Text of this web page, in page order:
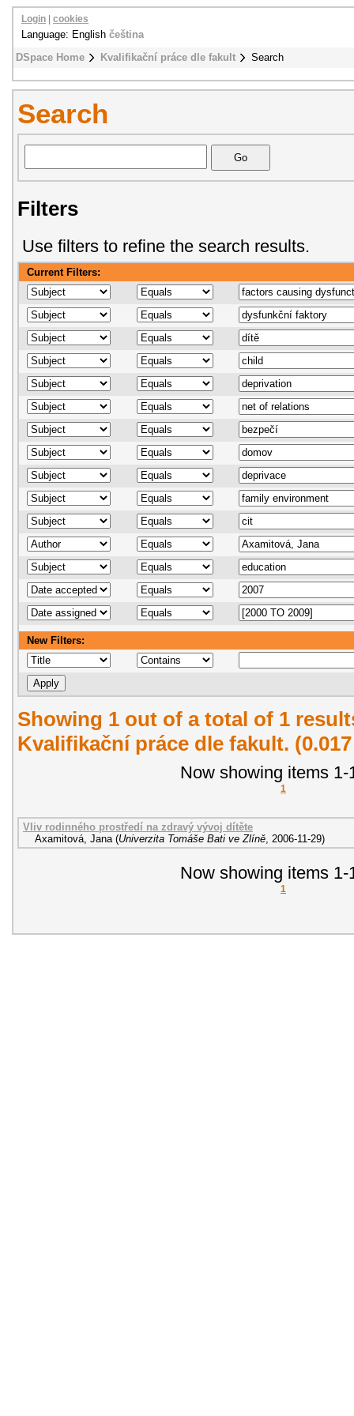
DSpace Home Kvalifikační práce dle fakult Search
Login cookies
Language: English čeština
Search
Filters
Use filters to refine the search results.
Current Filters:
New Filters:
Showing 1 out of a total of 1
Kvalifikační práce dle fakult.
Now showing items 1-
1
Vliv rodinného prostředí na zdravý vývoj dítěte
Axamitová, Jana (Univerzita Tomáše Bati ve Zlíně 2006-11-29)
Now showing items 1-
1